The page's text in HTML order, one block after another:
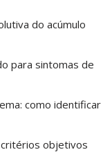
do acúmulo
para sintomas de
como identificar
objetivos